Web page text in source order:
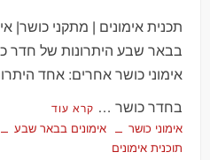
תכנית אימונים | מתקני כושר|
בבאר שבע היתרונות של חדר
אימוני כושר אחרים: אחד
בחדר כושר … קרא עוד
אימוני כושר אימונים בבאר שבע
תוכנית אימונים